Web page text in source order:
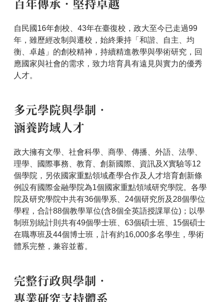
百年傳承．堅持卓越
自民國16年創校、43年在臺復校，政大至今已走過99
年，雖歷經改制與遷校，始終秉持「和諧、自主、均
衡、卓越」的創校精神，持續精進教學與學術研究，回
應國家與社會的需求，致力培育具有遠見與實力的優秀
人才。
多元學院與學制．
涵養跨域人才
政大擁有文學、社會科學、商學、傳播、外語、法學、
理學、國際事務、教育、創新國際、資訊及X實驗等12
個學院，另依國家重點領域產學合作及人才培育創新條
例設有國際金融學院為1個國家重點領域研究學院。各學
院及研究學院中共有36個學系、24個研究所及28個學位
學程，合計88個教學單位(含8個全英語授課單位)；以學
制班別統計則共有49個學士班、63個碩士班、15個碩士
在職專班及44個博士班，計有約16,000多名學生，學術
體系完整，兼容並蓄。
完整行政與學制．
專業研究支持體系